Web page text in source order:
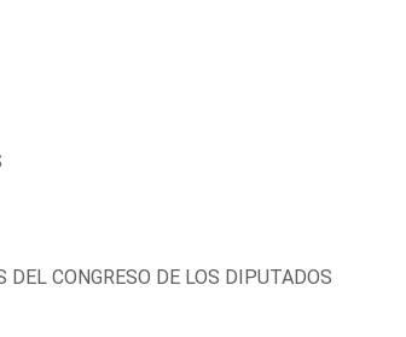
DEL CONGRESO DE LOS DIPUTADOS